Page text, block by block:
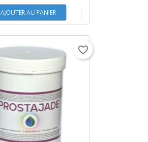
AJOUTER AU PANIER
favorite_border